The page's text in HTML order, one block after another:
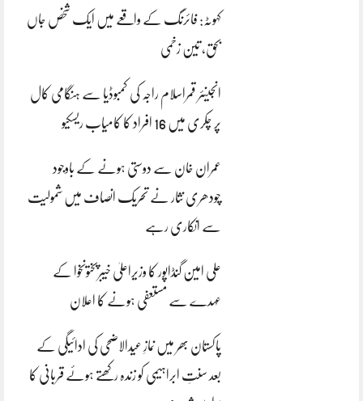
کہوٹہ: فائرنگ کے واقعے میں ایک شخص جاں
بحق، تین زخمی
انجینئر قمراسلام راجہ کی کمبوڈیا سے ہنگامی کال
پر چکری میں 16 افراد کا کامیاب ریسکیو
عمران خان سے دوستی ہونے کے باوجود
چودھری نثار نے تحریک انصاف میں شمولیت
سے انکاری رہے
علی امین گنڈاپور کا وزیراعلیٰ خیبرپختونخوا کے
عہدے سے مستعفی ہونے کا اعلان
پاکستان بھر میں نمازِ عیدالاضحی کی ادائیگی کے
بعد سنتِ ابراہیمی کو زندہ رکھتے ہوئے قربانی کا